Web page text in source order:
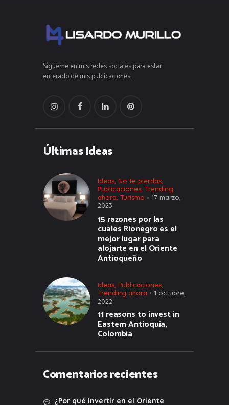
Sígueme en mis redes sociales para estar
enterado de mis publicaciones.
Últimas Ideas
Ideas, No te pierdas,
Publicaciones, Trending
ahora, Turismo
17 marzo,
2023
15 razones por las
cuales Rionegro es el
mejor lugar para
alojarte en el Oriente
Antioqueño
Ideas Publicaciones
Trending ahora
1 octubre,
2022
11 reasons to invest in
Eastern Antioquia,
Colombia
Comentarios recientes
¿Por qué invertir en el Oriente